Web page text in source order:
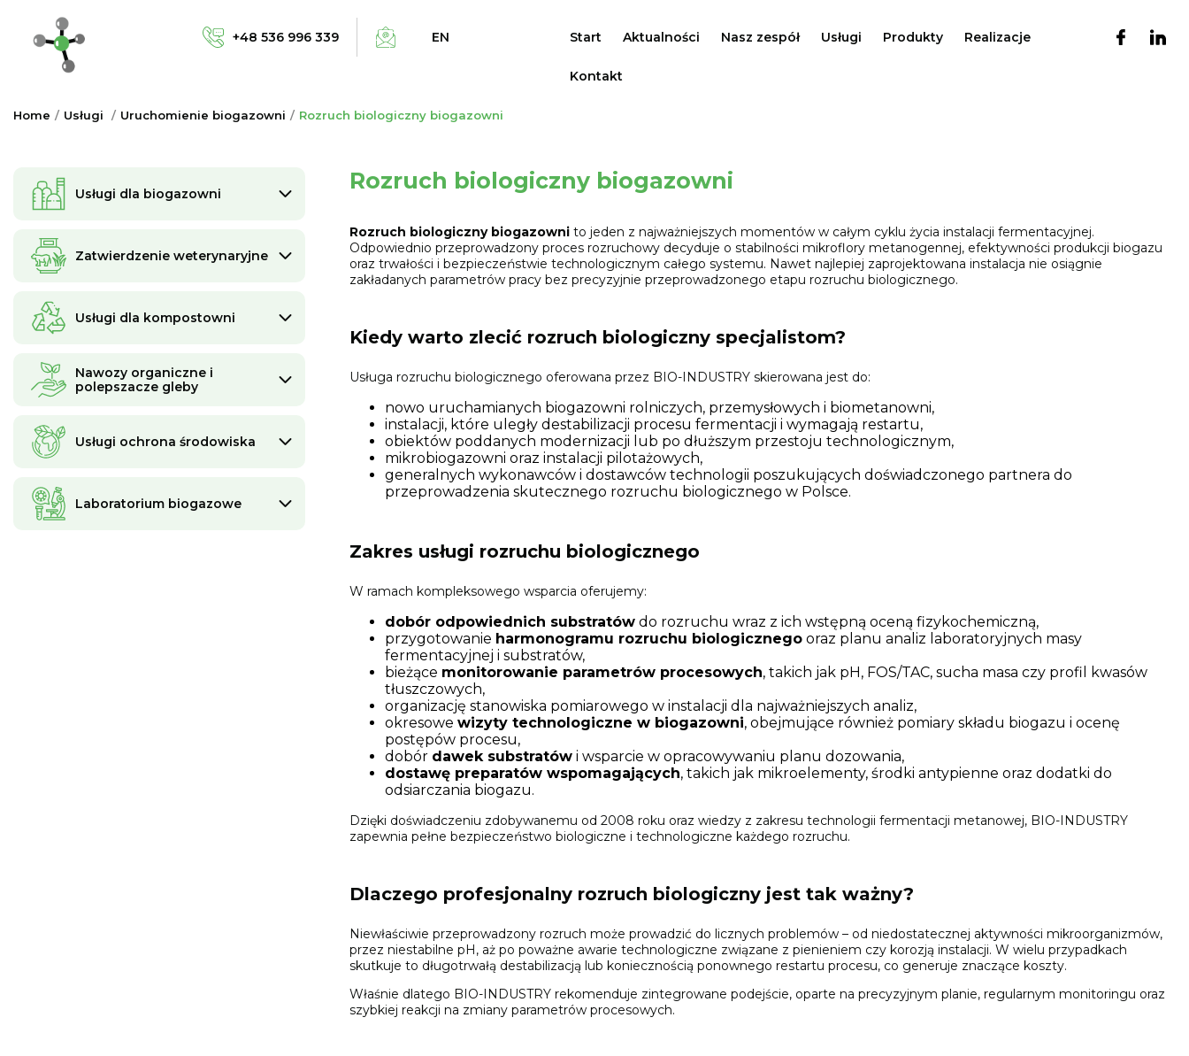
+48 536 996 339 EN Start Aktualności Nasz zespół Usługi Produkty Realizacje
Kontakt
Home Usługi Uruchomienie biogazowni Rozruch biologiczny biogazowni
Usługi dla biogazowni
Zatwierdzenie weterynaryjne
Usługi dla kompostowni
Nawozy organiczne i
polepszacze gleby
Usługi ochrona środowiska
Laboratorium biogazowe
Rozruch biologiczny biogazowni
Rozruch biologiczny biogazowni to jeden z najważniejszych momentów w całym cyklu życia instalacji fermentacyjnej.
Odpowiednio przeprowadzony proces rozruchowy decyduje o stabilności mikroflory metanogennej, efektywności produkcji biogazu
oraz trwałości i bezpieczeństwie technologicznym całego systemu. Nawet najlepiej zaprojektowana instalacja nie osiągnie
zakładanych parametrów pracy bez precyzyjnie przeprowadzonego etapu rozruchu biologicznego.
Kiedy warto zlecić rozruch biologiczny specjalistom?
Usługa rozruchu biologicznego oferowana przez BIO-INDUSTRY skierowana jest do:
nowo uruchamianych biogazowni rolniczych, przemysłowych i biometanowni,
instalacji, które uległy destabilizacji procesu fermentacji i wymagają restartu,
obiektów poddanych modernizacji lub po dłuższym przestoju technologicznym,
mikrobiogazowni oraz instalacji pilotażowych,
generalnych wykonawców i dostawców technologii poszukujących doświadczonego partnera do
przeprowadzenia skutecznego rozruchu biologicznego w Polsce.
Zakres usługi rozruchu biologicznego
W ramach kompleksowego wsparcia oferujemy:
dobór odpowiednich substratów do rozruchu wraz z ich wstępną oceną fizykochemiczną,
przygotowanie harmonogramu rozruchu biologicznego oraz planu analiz laboratoryjnych masy
fermentacyjnej i substratów,
bieżące monitorowanie parametrów procesowych, takich jak pH, FOS/TAC, sucha masa czy profil kwasów
tłuszczowych,
organizację stanowiska pomiarowego w instalacji dla najważniejszych analiz,
okresowe wizyty technologiczne w biogazowni, obejmujące również pomiary składu biogazu i ocenę
postępów procesu,
dobór dawek substratów i wsparcie w opracowywaniu planu dozowania,
dostawę preparatów wspomagających, takich jak mikroelementy, środki antypienne oraz dodatki do
odsiarczania biogazu.
Dzięki doświadczeniu zdobywanemu od 2008 roku oraz wiedzy z zakresu technologii fermentacji metanowej, BIO-INDUSTRY
zapewnia pełne bezpieczeństwo biologiczne i technologiczne każdego rozruchu.
Dlaczego profesjonalny rozruch biologiczny jest tak ważny?
Niewłaściwie przeprowadzony rozruch może prowadzić do licznych problemów – od niedostatecznej aktywności mikroorganizmów,
przez niestabilne pH, aż po poważne awarie technologiczne związane z pienieniem czy korozją instalacji. W wielu przypadkach
skutkuje to długotrwałą destabilizacją lub koniecznością ponownego restartu procesu, co generuje znaczące koszty.
Właśnie dlatego BIO-INDUSTRY rekomenduje zintegrowane podejście, oparte na precyzyjnym planie, regularnym monitoringu oraz
szybkiej reakcji na zmiany parametrów procesowych.